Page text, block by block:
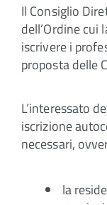
Il Consiglio
dell’Ordine
iscrivere i
proposta delle
L’interessato
iscrizione
necessari,
la